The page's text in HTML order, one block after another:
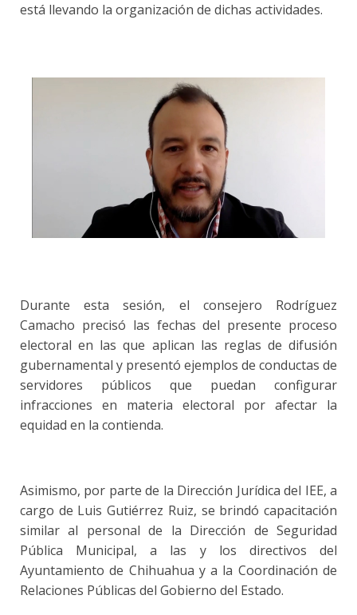
está llevando la organización de dichas actividades.
Durante esta sesión, el consejero Rodríguez
Camacho precisó las fechas del presente proceso
electoral en las que aplican las reglas de difusión
gubernamental y presentó ejemplos de conductas de
servidores públicos que puedan configurar
infracciones en materia electoral por afectar la
equidad en la contienda.
Asimismo, por parte de la Dirección Jurídica del IEE, a
cargo de Luis Gutiérrez Ruiz, se brindó capacitación
similar al personal de la Dirección de Seguridad
Pública Municipal, a las y los directivos del
Ayuntamiento de Chihuahua y a la Coordinación de
Relaciones Públicas del Gobierno del Estado.